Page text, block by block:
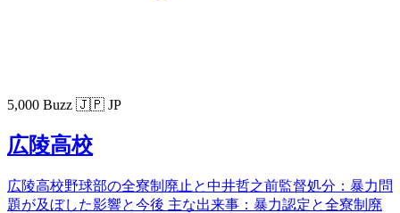
5,000 Buzz 🇯🇵 JP
広陵高校
広陵高校野球部の全寮制廃止と中井哲之前監督処分：暴力問
題が及ぼした影響と今後 主な出来事：暴力認定と全寮制廃